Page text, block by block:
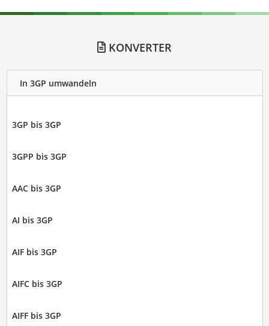
KONVERTER
In 3GP umwandeln
3GP bis 3GP
3GPP bis 3GP
AAC bis 3GP
AI bis 3GP
AIF bis 3GP
AIFC bis 3GP
AIFF bis 3GP